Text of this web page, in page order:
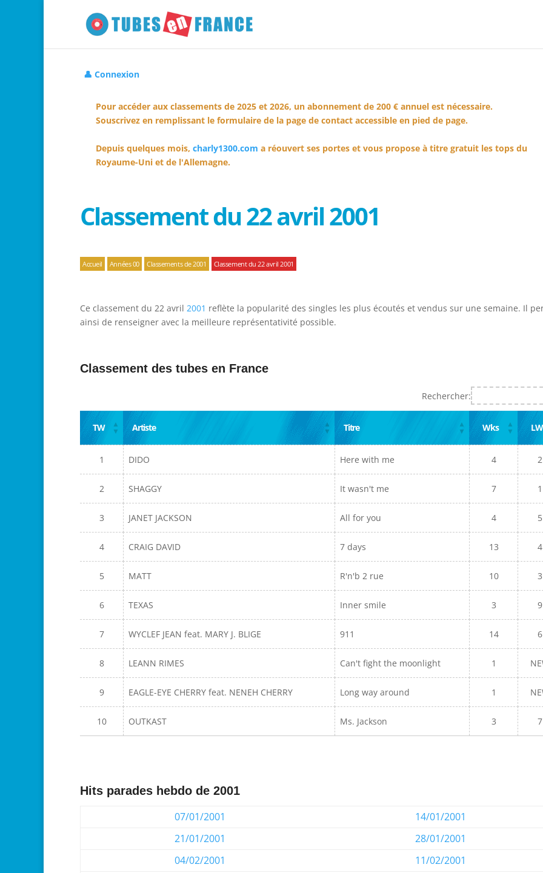
👤 Connexion
Pour accéder aux classements de 2025 et 2026, un abonnement de 200 € annuel est nécessaire.
Souscrivez en remplissant le formulaire de la page de contact accessible en pied de page.
Depuis quelques mois, charly1300.com a réouvert ses portes et vous propose à titre gratuit les tops du
Royaume-Uni et de l'Allemagne.
Classement du 22 avril 2001
Accueil Années 00 Classements de 2001 Classement du 22 avril 2001
Ce classement du 22 avril 2001 reflète la popularité des singles les plus écoutés et vendus sur une semaine. Il
ainsi de renseigner avec la meilleure représentativité possible.
Classement des tubes en France
Rechercher:
TW Artiste Titre Wks LW
1 DIDO Here with me 4 2
2 SHAGGY It wasn't me 7 1
3 JANET JACKSON All for you 4 5
4 CRAIG DAVID 7 days 13 4
5 MATT R'n'b 2 rue 10 3
6 TEXAS Inner smile 3 9
7 WYCLEF JEAN feat. MARY J. BLIGE 911 14 6
8 LEANN RIMES Can't fight the moonlight 1
9 EAGLE-EYE CHERRY feat. NENEH CHERRY Long way around 1
10 OUTKAST Ms. Jackson 3 7
Hits parades hebdo de 2001
07/01/2001
14/01/2001
21/01/2001
28/01/2001
04/02/2001
11/02/2001